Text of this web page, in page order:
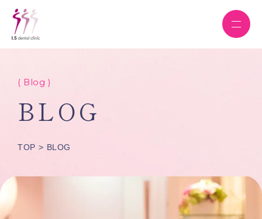
( Blog )
BLOG
TOP BLOG